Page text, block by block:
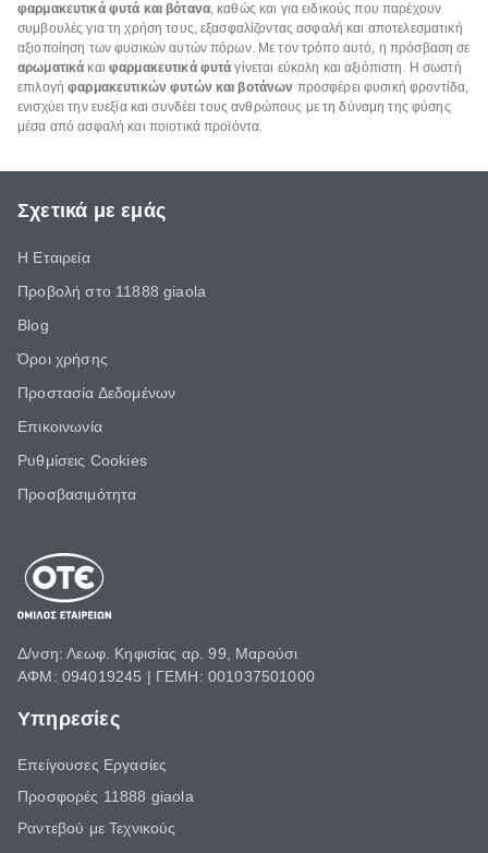
φαρμακευτικά φυτά και βότανα, καθώς και για ειδικούς που παρέχουν
συμβουλές για τη χρήση τους, εξασφαλίζοντας ασφαλή και αποτελεσματική
αξιοποίηση των φυσικών αυτών πόρων. Με τον τρόπο αυτό, η πρόσβαση σε
αρωματικά και φαρμακευτικά φυτά γίνεται εύκολη και αξιόπιστη. Η σωστή
επιλογήφαρμακευτικών φυτών και βοτάνων προσφέρει φυσική φροντίδα,
ενισχύει την ευεξία και συνδέει τους ανθρώπους με τη δύναμη της φύσης
μέσα από ασφαλή και ποιοτικά προϊόντα.
Σχετικά με εμάς
Η Εταιρεία
Προβολή στο 11888 giaola
Blog
Όροι χρήσης
Προστασία Δεδομένων
Επικοινωνία
Ρυθμίσεις Cookies
Προσβασιμότητα
Δ/νση: Λεωφ. Κηφισίας αρ. 99, Μαρούσι
ΑΦΜ: 094019245 | ΓΕΜΗ: 001037501000
Υπηρεσίες
Επείγουσες Εργασίες
Προσφορές 11888 giaola
Ραντεβού με Τεχνικούς